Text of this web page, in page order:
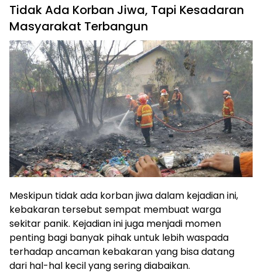
Tidak Ada Korban Jiwa, Tapi Kesadaran
Masyarakat Terbangun
Meskipun tidak ada korban jiwa dalam kejadian ini,
kebakaran tersebut sempat membuat warga
sekitar panik. Kejadian ini juga menjadi momen
penting bagi banyak pihak untuk lebih waspada
terhadap ancaman kebakaran yang bisa datang
dari hal-hal kecil yang sering diabaikan.